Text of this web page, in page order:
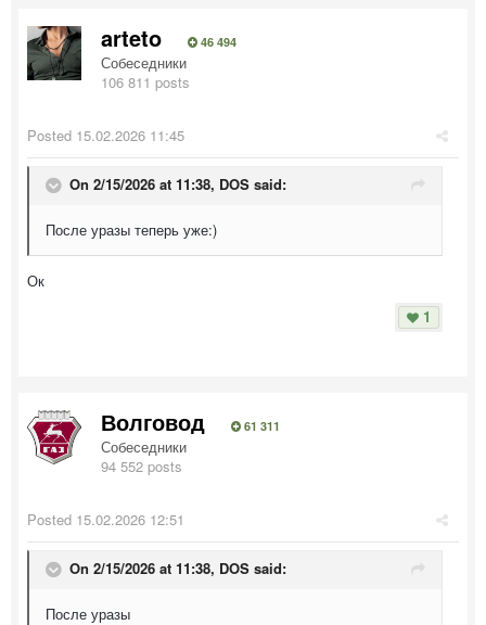
arteto 46 494
Собеседники
106 811 posts
Posted 15.02.2026 11:45
On 2/15/2026 at 11:38, DOS said:
После уразы теперь уже:)
Ок
1
Волговод 61 311
Собеседники
94 552 posts
Posted 15.02.2026 12:51
On 2/15/2026 at 11:38, DOS said:
После уразы